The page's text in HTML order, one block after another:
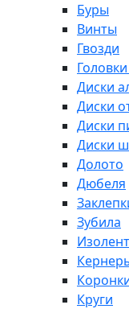
Буры
Винты
Гвозди
Диски
Диски
Диски
Диски
Долото
Дюбеля
Зубила
Круги